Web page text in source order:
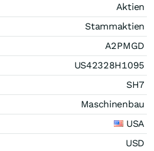
Aktien
Stammaktien
A2PMGD
US42328H1095
SH7
Maschinenbau
USA
USD